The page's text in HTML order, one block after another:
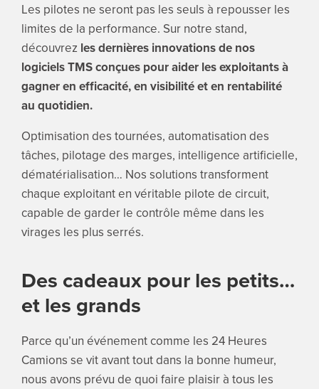
Les pilotes ne seront pas les seuls à repousser les
limites de la performance. Sur notre stand,
découvrez les dernières innovations de nos
logiciels TMS conçues pour aider les exploitants à
gagner en efficacité, en visibilité et en rentabilité
au quotidien.
Optimisation des tournées, automatisation des
tâches, pilotage des marges, intelligence artificielle,
dématérialisation… Nos solutions transforment
chaque exploitant en véritable pilote de circuit,
capable de garder le contrôle même dans les
virages les plus serrés.
Des cadeaux pour les petits…
et les grands
Parce qu’un événement comme les 24 Heures
Camions se vit avant tout dans la bonne humeur,
nous avons prévu de quoi faire plaisir à tous les